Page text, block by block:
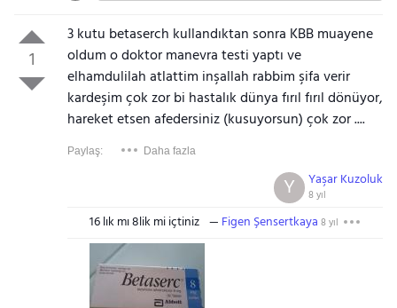
1
3 kutu betaserch kullandıktan sonra KBB muayene
oldum o doktor manevra testi yaptı ve
elhamdulilah atlattim inşallah rabbim şifa verir
kardeşim çok zor bi hastalık dünya fırıl fırıl dönüyor,
hareket etsen afedersiniz (kusuyorsun) çok zor ....
Paylaş: Daha fazla
Yaşar Kuzoluk
8 yıl
Y
16 lık mı 8lik mi içtiniz Figen Şensertkaya 8 yıl